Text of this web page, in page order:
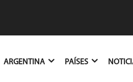
ARGENTINA PAÍSES